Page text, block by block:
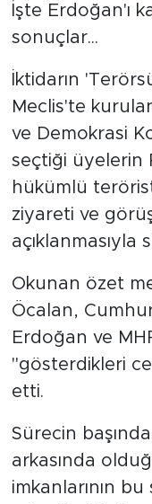
İşte Erdoğan'ı
sonuçlar...
İktidarın
Meclis'te
ve Demokrasi
seçtiği üyelerin
hükümlü
ziyareti ve
açıklanmasıyla
Okunan özet
Öcalan,
Erdoğan ve
"gösterdikleri
etti.
Sürecin
arkasında
imkanlarının
POLİTİKA
EKONOMİ
KÜLTÜR
YAŞAM
TARİH
KADIN
SİYASET
MEDYA